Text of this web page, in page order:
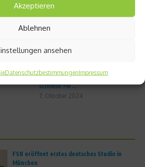
Akzeptieren
Ablehnen
ansehen
DatenschutzbestimmungenImpressum
Ursachen, Prävention und was
schnelle Hil ...
7. Oktober 2024
FS8 eröffnet erstes deutsches Studio in
München